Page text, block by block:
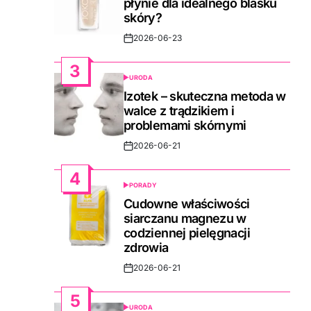
płynie dla idealnego blasku
skóry?
Post2026-06-23
3
POSTED
IN
URODA
Izotek – skuteczna metoda w
walce z trądzikiem i
problemami skórnymi
Post2026-06-21
4
POSTED
IN
PORADY
Cudowne właściwości
siarczanu magnezu w
codziennej pielęgnacji
zdrowia
Post2026-06-21
5 URODA